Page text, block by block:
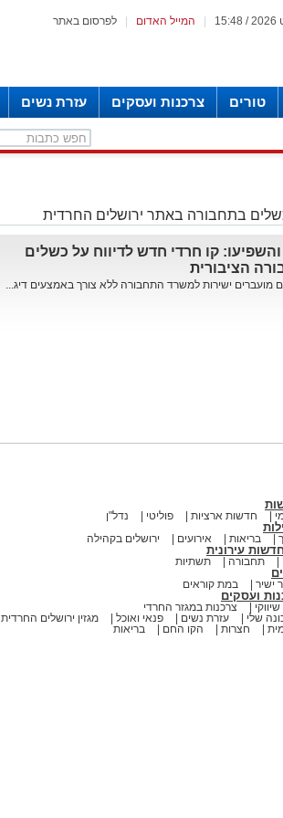
לפרסום באתר המייל האדום
טורים צרכנות ועסקים עזרת נשים
בתחבורה באתר ירושלים החרדית
והשפיעו: קו חרדי חדש לדיווח על כשלים
הציבורית
מועברים ישירות למשרד התחבורה ללא צורך באמצעים דיג...
חדשות ארציות פוליטי נדל"ן
בריאות אירועים ירושלים בקהילה
עירונית
תחבורה תשתיות
ישיר במת קוראים
ועסקים
צרכנות במגזר החרדי
שלי
עזרת נשים פנאי ואוכל מגזין ירושלים החרדית
חצרות הקו החם בריאות